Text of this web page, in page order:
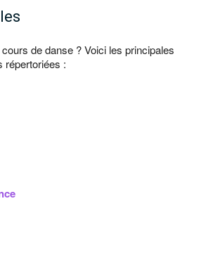
de danse ? Voici les principales
répertoriées :